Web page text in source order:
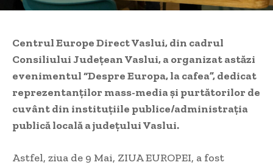
Centrul Europe Direct Vaslui, din cadrul
Consiliului Județean Vaslui, a organizat astăzi
evenimentul “Despre Europa, la cafea”, dedicat
reprezentanților mass-media și purtătorilor de
cuvânt din instituțiile publice/administrația
publică locală a județului Vaslui.
Astfel, ziua de 9 Mai, ZIUA EUROPEI, a fost